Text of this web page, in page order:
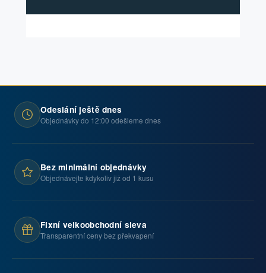
Odeslání ještě dnes
Objednávky do 12:00 odešleme dnes
Bez minimální objednávky
Objednávejte kdykoliv již od 1 kusu
Fixní velkoobchodní sleva
Transparentní ceny bez překvapení